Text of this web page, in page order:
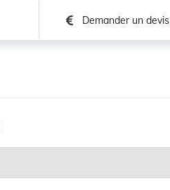
Demander un devis